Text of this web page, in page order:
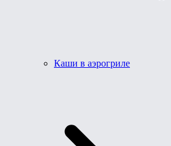
Каши в аэрогриле